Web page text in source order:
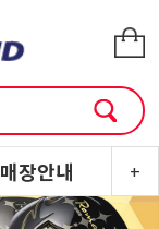
+
매장안내 소